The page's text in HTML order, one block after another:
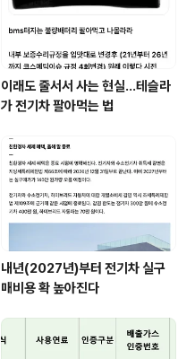
이래도 줄서서 사는 현실…테슬라
가 전기차 팔아먹는 법
내년(2027년)부터 전기차 실구
매비용 확 높아진다